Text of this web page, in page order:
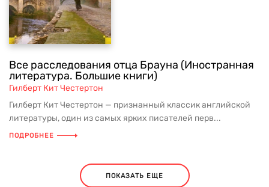
Все расследования отца Брауна (Иностранная
литература. Большие книги)
Гилберт Кит Честертон
Гилберт Кит Честертон — признанный классик английской
литературы, один из самых ярких писателей перв...
ПОДРОБНЕЕ
ПОКАЗАТЬ ЕЩЕ